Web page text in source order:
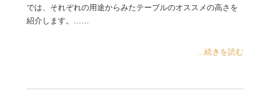
では、それぞれの用途からみたテーブルのオススメの高さを
紹介します。……
...続きを読む